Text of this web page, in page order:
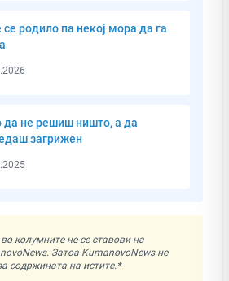
се родило па некој мора да га
да не решиш ништо, а да
загрижен
колумните не се ставови на
Затоа KumanovoNews не
содржината на истите.*